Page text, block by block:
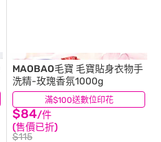
滿$100送數位印花
MAOBAO毛寶 毛寶貼身衣物手
洗精-玫瑰香氛1000g
$84/件
(售價已折)
$115
(10)